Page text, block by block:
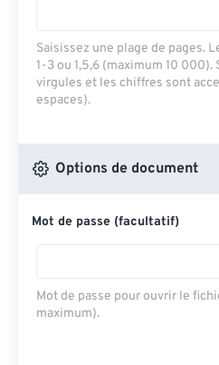
Saisissez une plage de pages.
1-3 ou 1,5,6 (maximum 10
virgules et les chiffres sont
espaces).
Options de document
Mot de passe (facultatif)
Mot de passe pour ouvrir le
maximum).